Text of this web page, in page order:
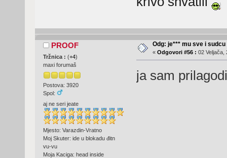
PROOF
Tržnica : (+4)
maxi forumaš
Postova: 3920
Spol:
aj ne seri jeate
Mjesto: Varazdin-Vratno
Moj Skuter: ide u blokadu đitn
vu-vu
Moja Kaciga: head inside
Odg: je*** mu sve i sudcu
« Odgovori #56 : 02 Veljača,
ja sam